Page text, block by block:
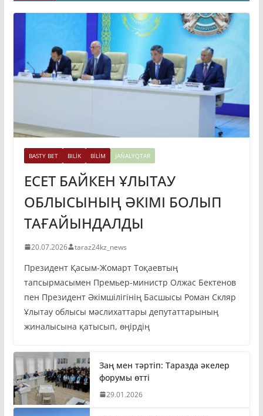
BASTY BET BILİK BİLİM JAŃALYQTAR
ЕСЕТ БАЙКЕН ҰЛЫТАУ
ОБЛЫСЫНЫҢ ӘКІМІ БОЛЫП
ТАҒАЙЫНДАЛДЫ
20.07.2026 taraz24kz_news
Президент Қасым-Жомарт Тоқаевтың
тапсырмасымен Премьер-министр Олжас Бектенов
пен Президент Әкімшілігінің Басшысы Роман Скляр
Ұлытау облысы мәслихаттары депутаттарының
жиналысына қатысып, өңірдің
Заң мен тәртіп: Таразда әкелер
форумы өтті
29.01.2026